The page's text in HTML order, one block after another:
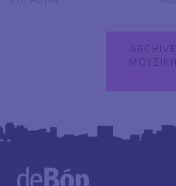
ARCHIVE
ΜΟΥΣΙΚΗ